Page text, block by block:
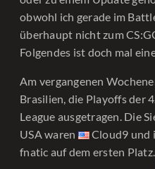
obwohl ich gerade im
überhaupt nicht zum
Folgendes ist doch mal
Am vergangenen
Brasilien, die Playoffs der
League ausgetragen. Die
USA waren
Cloud9 und
fnatic auf dem ersten